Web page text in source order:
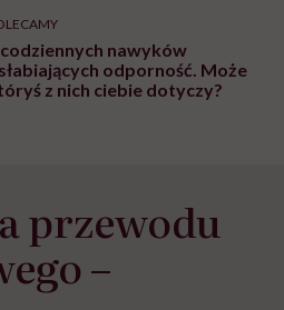
nawyków
odporność. Może
z nich ciebie dotyczy?
przewodu
–